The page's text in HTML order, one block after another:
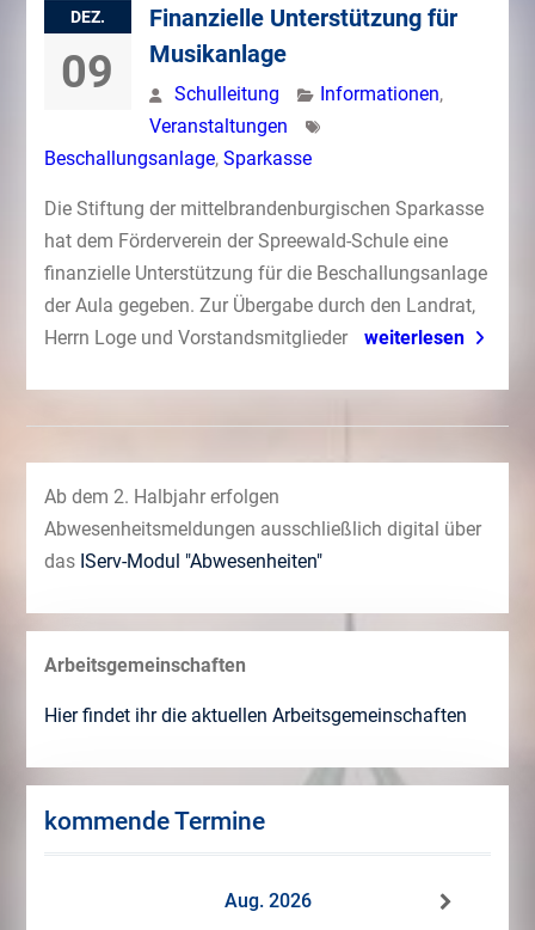
DEZ.
09
Finanzielle Unterstützung für
Musikanlage
Schulleitung Informationen,
Veranstaltungen
Beschallungsanlage, Sparkasse
Die Stiftung der mittelbrandenburgischen Sparkasse
hat dem Förderverein der Spreewald-Schule eine
finanzielle Unterstützung für die Beschallungsanlage
der Aula gegeben. Zur Übergabe durch den Landrat,
Herrn Loge und Vorstandsmitglieder
weiterlesen
Ab dem 2. Halbjahr erfolgen
Abwesenheitsmeldungen ausschließlich digital über
das IServ-Modul "Abwesenheiten"
Arbeitsgemeinschaften
Hier findet ihr die aktuellen Arbeitsgemeinschaften
kommende Termine
Aug. 2026